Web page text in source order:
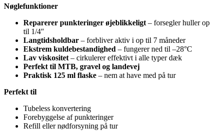
Nøglefunktioner
Reparerer punkteringer øjeblikkeligt – forsegler huller op
til 1/4″
Langtidsholdbar – forbliver aktiv i op til 7 måneder
Ekstrem kuldebestandighed – fungerer ned til –28°C
Lav viskositet – cirkulerer effektivt i alle typer dæk
Perfekt til MTB, gravel og landevej
Praktisk 125 ml flaske – nem at have med på tur
Perfekt til
Tubeless konvertering
Forebyggelse af punkteringer
Refill eller nødforsyning på tur